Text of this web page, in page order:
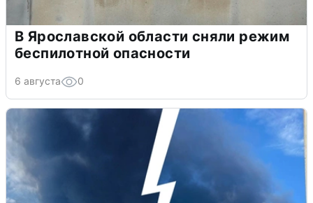
В Ярославской области сняли режим
беспилотной опасности
6 августа 0